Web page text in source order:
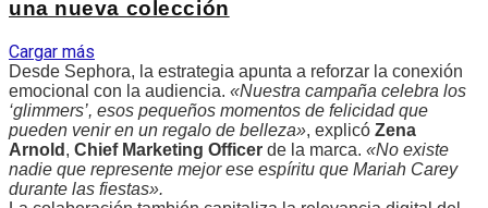
una nueva colección
Cargar más
Desde Sephora, la estrategia apunta a reforzar la conexión
emocional con la audiencia. «Nuestra campaña celebra los
‘glimmers’, esos pequeños momentos de felicidad que
pueden venir en un regalo de belleza», explicó Zena
Arnold , Chief Marketing Officer de la marca. «No existe
nadie que represente mejor ese espíritu que Mariah Carey
durante las fiestas».